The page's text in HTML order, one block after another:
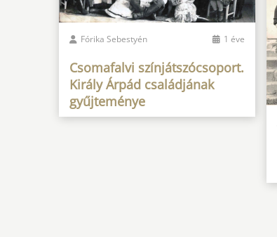
Fórika Sebestyén 1 éve
Csomafalvi színjátszócsoport.
Király Árpád családjának
gyűjteménye